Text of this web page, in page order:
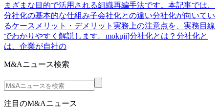
まざまな目的で活用される組織再編手法です。本記事では、
分社化の基本的な仕組み子会社化との違い分社化が向いてい
るケースメリット・デメリット実務上の注意点を、実務目線
でわかりやすく解説します。mokuji]分社化とは？分社化と
は、企業が自社の
M&Aニュース検索
注目のM&Aニュース